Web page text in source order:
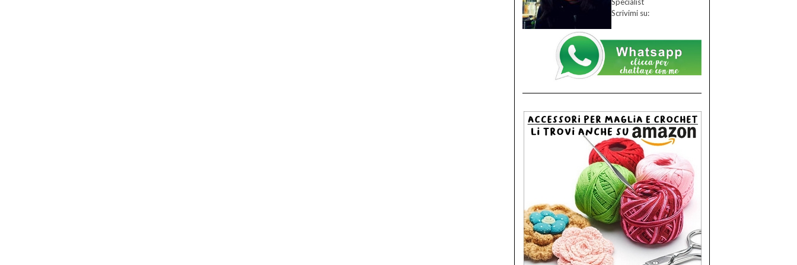
Scrivimi su: